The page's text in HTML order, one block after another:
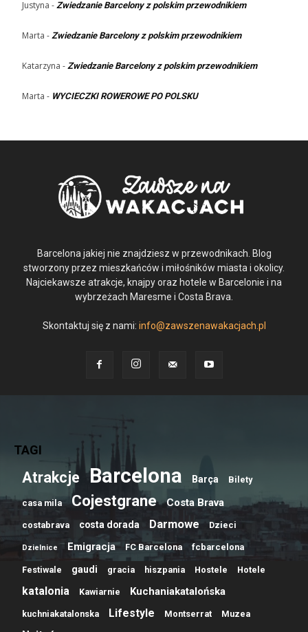
Justyna - Zwiedzanie Barcelony z polskim przewodnikiem
Marta - Zwiedzanie Barcelony z polskim przewodnikiem
Katarzyna - Zwiedzanie Barcelony z polskim przewodnikiem
Marta - WYCIECZKI ROWEROWE PO POLSKU
Barcelona jakiej nie znajdziesz w przewodnikach. Blog
stworzony przez mieszkańców i miłośników miasta i okolicy.
Najciekawsze atrakcje, knajpy oraz hotele w Barcelonie i na
wybrzeżach Maresme i Costa Brava.
Skontaktuj się z nami: info@zawszenawakacjach.pl
TAGI
Atrakcje Barcelona Barça Bilety
casa mila Cojestgrane Costa Brava
costabrava costa dorada Darmowe Dzieci
Dzielnice Emigracja FC Barcelona fcbarcelona
Festiwale gaudi gracia hiszpania Hostele Hotele
katalonia Kawiarnie Kuchaniakatalońska
kuchniakatalonska Lifestyle Montserrat Muzea